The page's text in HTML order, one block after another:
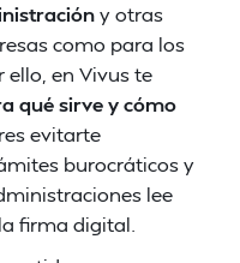
y otras
como para los
en Vivus te
qué sirve y cómo
evitarte
burocráticos y
lee
firma digital.